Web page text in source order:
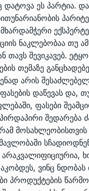
ეს პარტია.
ნაკლებობაა თუ
თავს შევიკავებ.
თემაზე
არის
ფასების დაწევას
ფასები
შედარება
არაკვალიფიციურია,
ვინც
პროდუქტების